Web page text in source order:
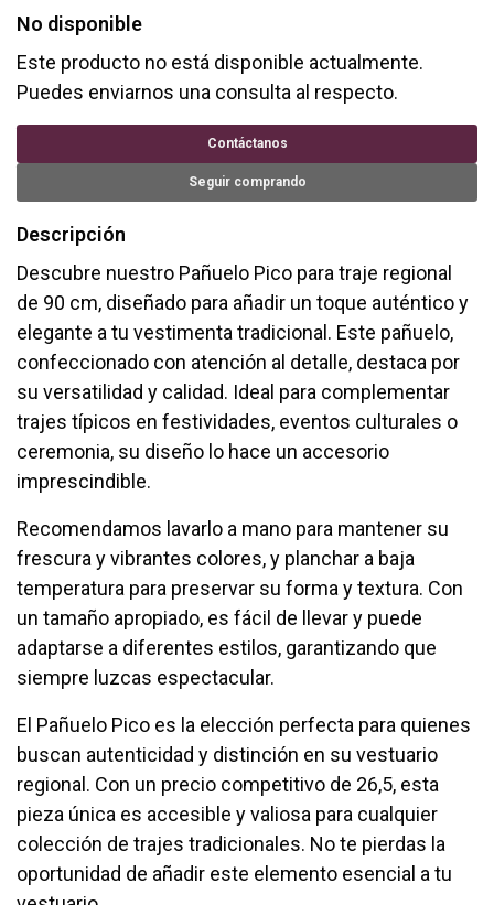
No disponible
Este producto no está disponible actualmente.
Puedes enviarnos una consulta al respecto.
Contáctanos
Seguir comprando
Descripción
Descubre nuestro Pañuelo Pico para traje regional
de 90 cm, diseñado para añadir un toque auténtico y
elegante a tu vestimenta tradicional. Este pañuelo,
confeccionado con atención al detalle, destaca por
su versatilidad y calidad. Ideal para complementar
trajes típicos en festividades, eventos culturales o
ceremonia, su diseño lo hace un accesorio
imprescindible.
Recomendamos lavarlo a mano para mantener su
frescura y vibrantes colores, y planchar a baja
temperatura para preservar su forma y textura. Con
un tamaño apropiado, es fácil de llevar y puede
adaptarse a diferentes estilos, garantizando que
siempre luzcas espectacular.
El Pañuelo Pico es la elección perfecta para quienes
buscan autenticidad y distinción en su vestuario
regional. Con un precio competitivo de 26,5, esta
pieza única es accesible y valiosa para cualquier
colección de trajes tradicionales. No te pierdas la
oportunidad de añadir este elemento esencial a tu